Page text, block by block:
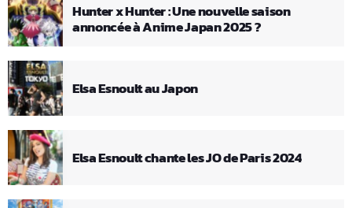
Hunter x Hunter : Une nouvelle saison
annoncée à Anime Japan 2025 ?
Elsa Esnoult au Japon
Elsa Esnoult chante les JO de Paris 2024